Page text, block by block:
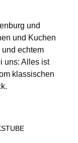
und
und Kuchen
echtem
uns: Alles ist
klassischen